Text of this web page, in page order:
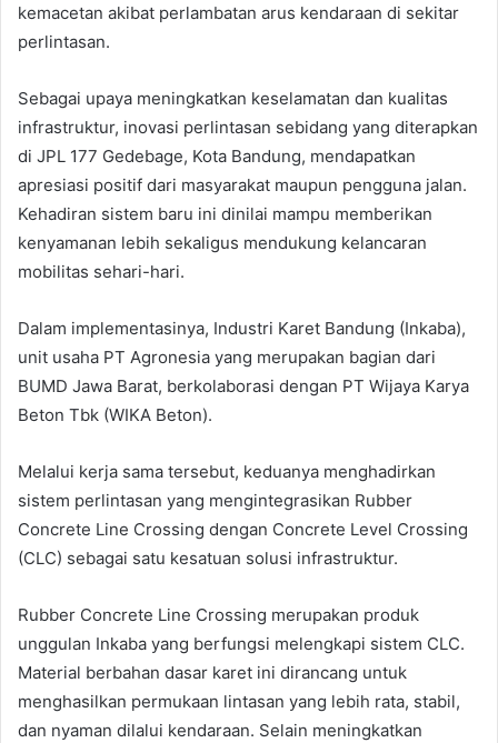
kemacetan akibat perlambatan arus kendaraan di sekitar
perlintasan.
Sebagai upaya meningkatkan keselamatan dan kualitas
infrastruktur, inovasi perlintasan sebidang yang diterapkan
di JPL 177 Gedebage, Kota Bandung, mendapatkan
apresiasi positif dari masyarakat maupun pengguna jalan.
Kehadiran sistem baru ini dinilai mampu memberikan
kenyamanan lebih sekaligus mendukung kelancaran
mobilitas sehari-hari.
Dalam implementasinya, Industri Karet Bandung (Inkaba),
unit usaha PT Agronesia yang merupakan bagian dari
BUMD Jawa Barat, berkolaborasi dengan PT Wijaya Karya
Beton Tbk (WIKA Beton).
Melalui kerja sama tersebut, keduanya menghadirkan
sistem perlintasan yang mengintegrasikan Rubber
Concrete Line Crossing dengan Concrete Level Crossing
(CLC) sebagai satu kesatuan solusi infrastruktur.
Rubber Concrete Line Crossing merupakan produk
unggulan Inkaba yang berfungsi melengkapi sistem CLC.
Material berbahan dasar karet ini dirancang untuk
menghasilkan permukaan lintasan yang lebih rata, stabil,
dan nyaman dilalui kendaraan. Selain meningkatkan